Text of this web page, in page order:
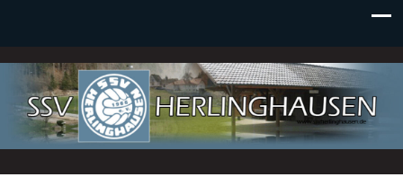
SSV Herlinghausen e. V.